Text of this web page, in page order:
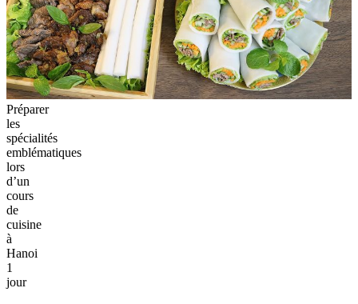
Préparer
les
spécialités
emblématiques
lors
d’un
cours
de
cuisine
à
Hanoi
1
jour